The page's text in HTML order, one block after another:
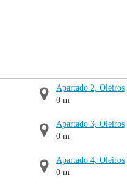
Apartado 2, Oleiros
0 m
Apartado 3, Oleiros
0 m
Apartado 4, Oleiros
0 m